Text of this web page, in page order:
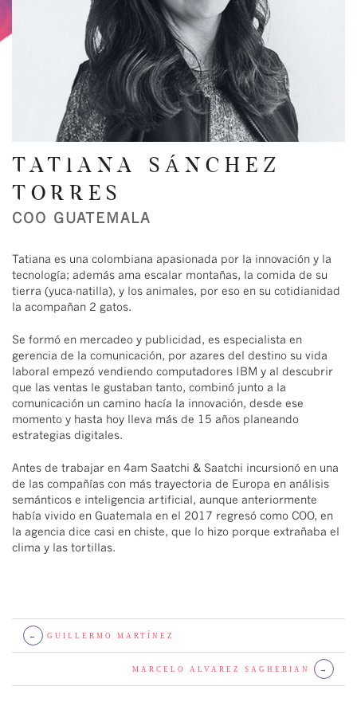
TATIANA SÁNCHEZ
TORRES
COO GUATEMALA
Tatiana es una colombiana apasionada por la innovación y la
tecnología; además ama escalar montañas, la comida de su
tierra (yuca-natilla), y los animales, por eso en su cotidianidad
la acompañan 2 gatos.
Se formó en mercadeo y publicidad, es especialista en
gerencia de la comunicación, por azares del destino su vida
laboral empezó vendiendo computadores IBM y al descubrir
que las ventas le gustaban tanto, combinó junto a la
comunicación un camino hacía la innovación, desde ese
momento y hasta hoy lleva más de 15 años planeando
estrategias digitales.
Antes de trabajar en 4am Saatchi & Saatchi incursionó en una
de las compañías con más trayectoria de Europa en análisis
semánticos e inteligencia artificial, aunque anteriormente
había vivido en Guatemala en el 2017 regresó como COO, en
la agencia dice casi en chiste, que lo hizo porque extrañaba el
clima y las tortillas.
← GUILLERMO MARTÍNEZ
MARCELO ALVAREZ SAGHERIAN →